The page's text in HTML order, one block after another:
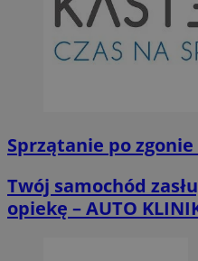
Sprzątanie po
Twój samochód
opiekę – AUTO